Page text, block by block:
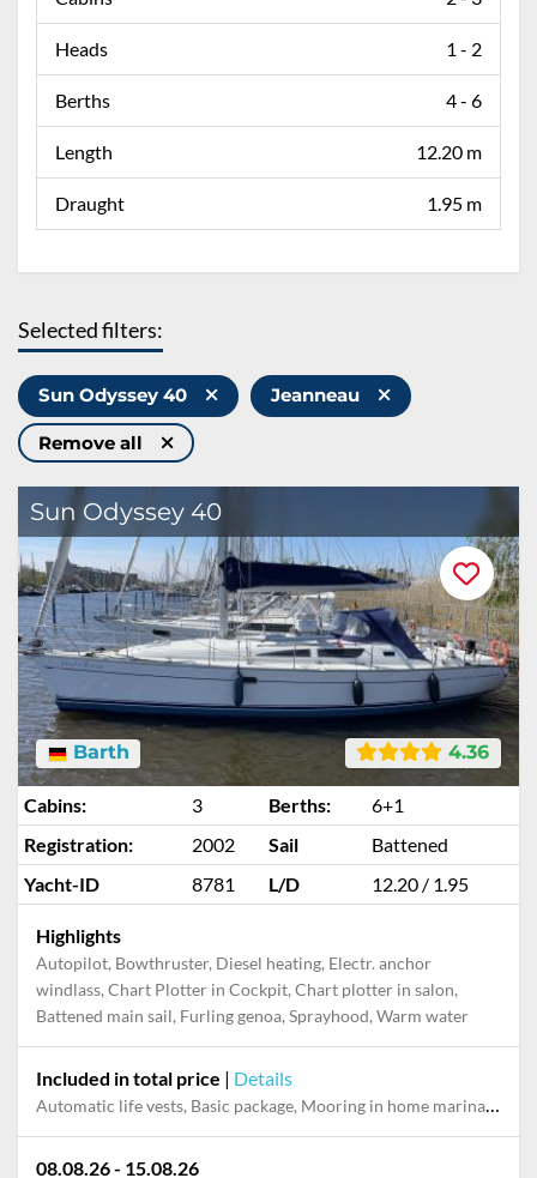
Heads 1 - 2
Berths 4 - 6
Length 12.20 m
Draught 1.95 m
Selected filters:
Sun Odyssey 40 Jeanneau
Remove all
Sun Odyssey 40
4.36
Barth
Cabins: 3 Berths:
6+1
Registration:
2002 Sail
Battened
Yacht-ID
8781 L/D 12.20 / 1.95
Highlights
Autopilot, Bowthruster, Diesel heating, Electr. anchor
windlass, Chart Plotter in Cockpit, Chart plotter in salon,
Battened main sail, Furling genoa, Sprayhood, Warm water
Included in total price | Details
Automatic life vests, Basic package, Mooring in home marina during the whole charter
08.08.26 - 15.08.26